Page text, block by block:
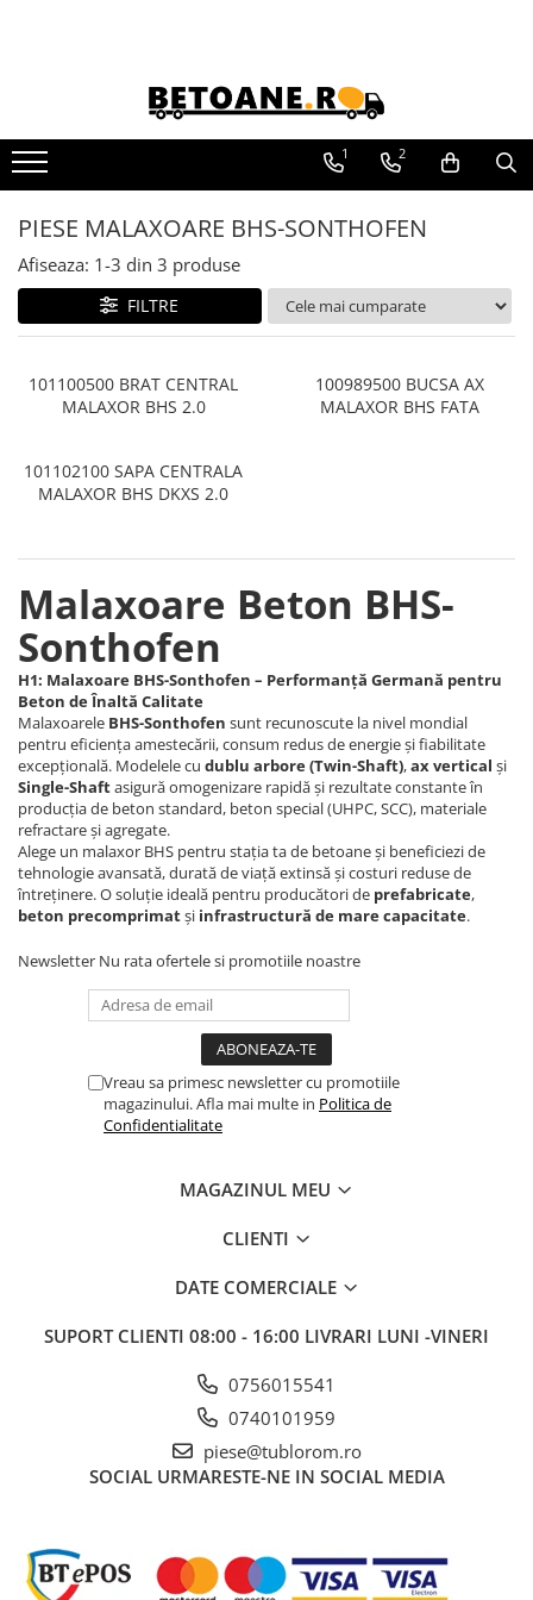
AUTOBETONIERE STETTER
AUTOBETONIERE LIEBHERR
AUTOBETONIERE CIFA
AUTOBETONIERE KARENA
AUTOBETONIERE INTERMIX
AUTOBETONIERE PUTZMEISTER
1 2
PIESE MALAXOARE BHS-SONTHOFEN
Afiseaza: 1-3 din 3 produse
FILTRE
101100500 BRAT CENTRAL
MALAXOR BHS 2.0
100989500 BUCSA AX
MALAXOR BHS FATA
101102100 SAPA CENTRALA
MALAXOR BHS DKXS 2.0
Malaxoare Beton BHS-
Sonthofen
H1: Malaxoare BHS-Sonthofen – Performanță Germană pentru
Beton de Înaltă Calitate
Malaxoarele BHS-Sonthofen sunt recunoscute la nivel mondial
pentru eficiența amestecării, consum redus de energie și fiabilitate
excepțională. Modelele cu dublu arbore (Twin-Shaft),ax vertical și
Single-Shaftasigură omogenizare rapidă și rezultate constante în
producția de beton standard, beton special (UHPC, SCC), materiale
refractare și agregate.
Alege un malaxor BHS pentru stația ta de betoane și beneficiezi de
tehnologie avansată, durată de viață extinsă și costuri reduse de
întreținere. O soluție ideală pentru producători de prefabricate,
beton precomprimatși infrastructură de mare capacitate.
Newsletter Nu rata ofertele si promotiile noastre
Vreau sa primesc newsletter cu promotiile
magazinului. Afla mai multe in Politica de
Confidentialitate
MAGAZINUL MEU
CLIENTI
DATE COMERCIALE
SUPORT CLIENTI 08:00 - 16:00 LIVRARI LUNI -VINERI
0756015541
0740101959
piese@tublorom.ro
SOCIAL URMARESTE-NE IN SOCIAL MEDIA